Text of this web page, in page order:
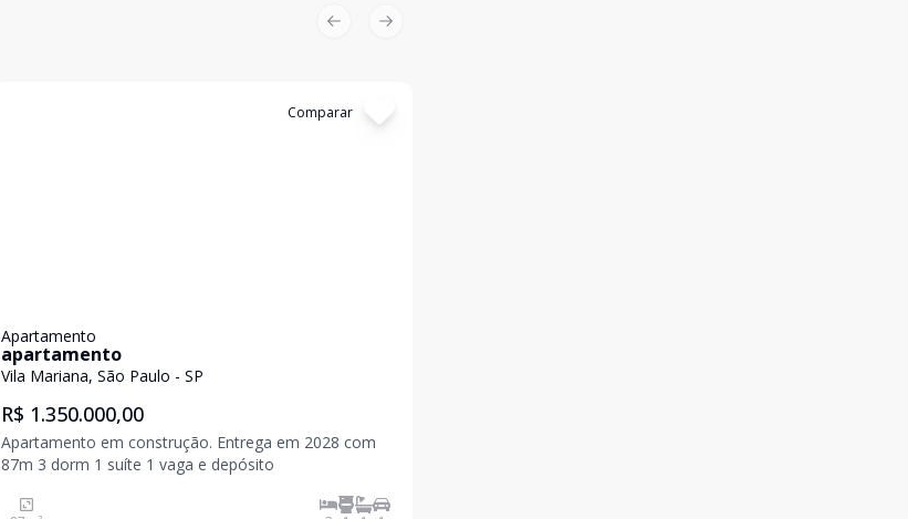
Comparar
Apartamento
apartamento
Vila Mariana, São Paulo - SP
R$ 1.350.000,00
Apartamento em construção. Entrega em 2028 com
87m 3 dorm 1 suíte 1 vaga e depósito
Previous slide
Next slide